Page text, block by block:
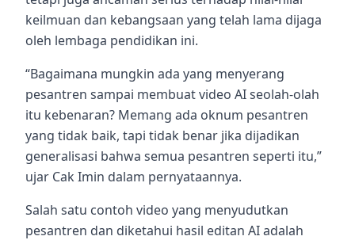
keilmuan dan kebangsaan yang telah lama dijaga
oleh lembaga pendidikan ini.
“Bagaimana mungkin ada yang menyerang
pesantren sampai membuat video AI seolah-olah
itu kebenaran? Memang ada oknum pesantren
yang tidak baik, tapi tidak benar jika dijadikan
generalisasi bahwa semua pesantren seperti itu,”
ujar Cak Imin dalam pernyataannya.
Salah satu contoh video yang menyudutkan
pesantren dan diketahui hasil editan AI adalah